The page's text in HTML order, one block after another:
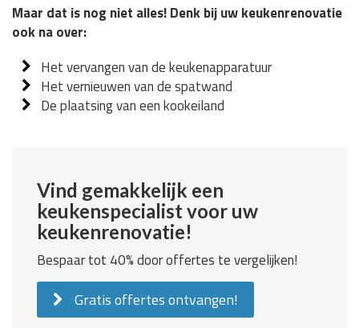
Maar dat is nog niet alles! Denk bij uw keukenrenovatie
ook na over:
Het vervangen van de keukenapparatuur
Het vernieuwen van de spatwand
De plaatsing van een kookeiland
Vind gemakkelijk een
keukenspecialist voor uw
keukenrenovatie!
Bespaar tot 40% door offertes te vergelijken!
Gratis offertes ontvangen!